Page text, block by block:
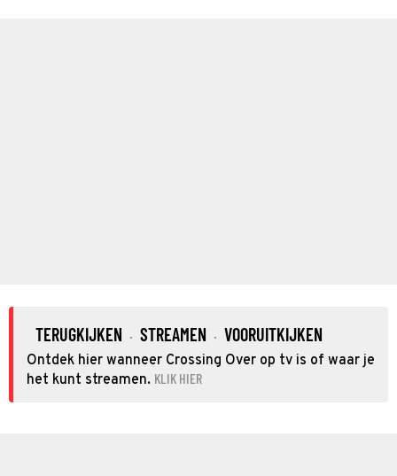
TERUGKIJKEN · STREAMEN · VOORUITKIJKEN
Ontdek hier wanneer Crossing Over op tv is of waar je
het kunt streamen. KLIK HIER